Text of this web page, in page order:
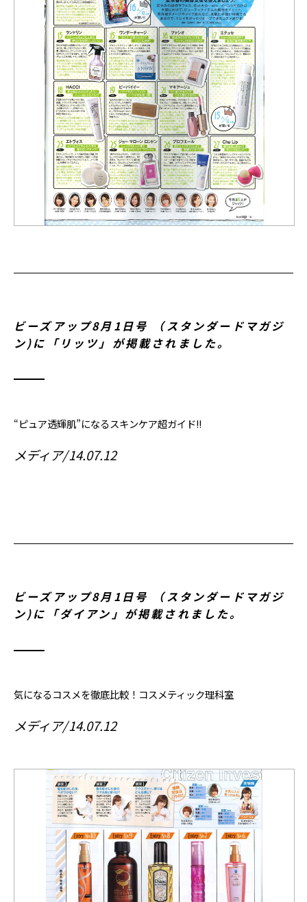
ビーズアップ8月1日号 （スタンダードマガジ
ン)に「リッツ」が掲載されました。
“ピュア透輝肌”になるスキンケア超ガイド!!
メディア 14.07.12
ビーズアップ8月1日号 （スタンダードマガジ
ン)に「ダイアン」が掲載されました。
気になるコスメを徹底比較！コスメティック理科室
メディア 14.07.12